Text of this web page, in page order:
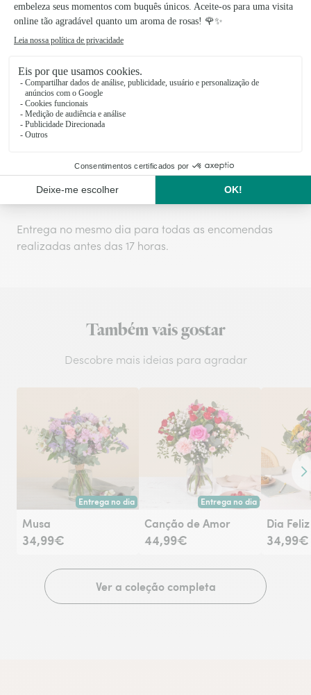
Preparado com amor, entregue com
Os produtos Interflora são preparados e embalados
no dia da entrega para garantir a frescura das flores.
A entrega, no mesmo dia ou por marcação, é feita
Taxa de entrega:
9,99€
Entrega no mesmo dia para todas as encomendas
realizadas antes das 17 horas.
Também vais gostar
Descobre mais ideias para agradar
Entrega no dia
Entrega hoje ou na data à tua escolha.
Musa
34,99€
Entrega no dia
Entrega hoje ou na data à
Canção de Amor
44,99€
Dia Feliz
34,99€
Ver a coleção completa